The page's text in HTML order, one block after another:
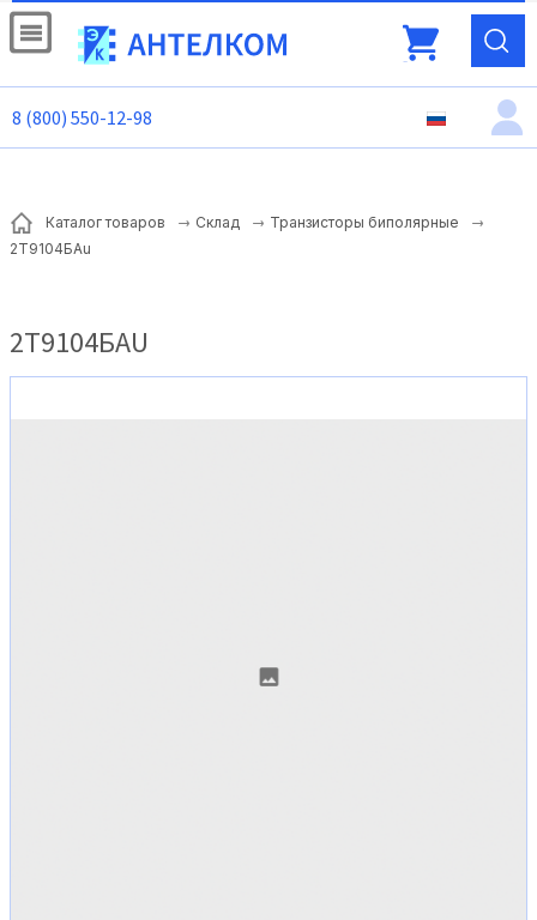
8 (800) 550-12-98
Каталог товаров Склад
Транзисторы биполярные
2Т9104БAu
2Т9104БAU